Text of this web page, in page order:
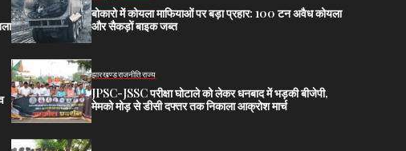
बोकारो में कोयला माफियाओं पर बड़ा प्रहार: 100 टन अवैध कोयला
और सैकड़ों बाइक जब्त
झारखण्डराजनीतिराज्य
JPSC-JSSC परीक्षा घोटाले को लेकर धनबाद में भड़की बीजेपी,
मेमको मोड़ से डीसी दफ्तर तक निकाला आक्रोश मार्च